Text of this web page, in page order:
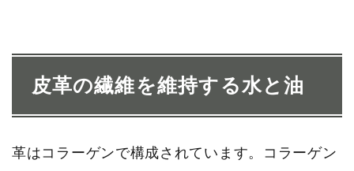
皮革の繊維を維持する水と油
革はコラーゲンで構成されています。コラーゲン